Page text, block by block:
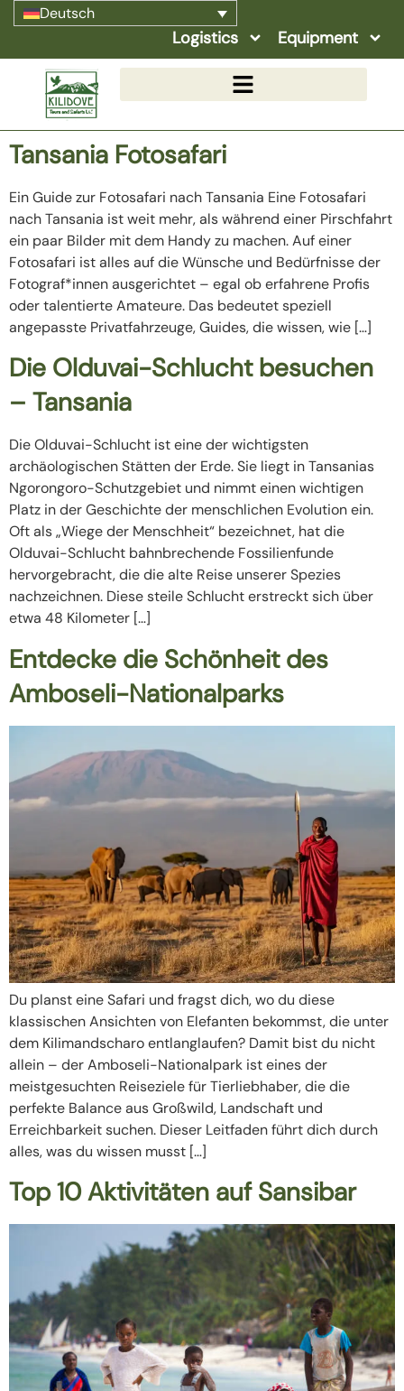
Deutsch
Logistics Equipment
Tansania Fotosafari
Ein Guide zur Fotosafari nach Tansania Eine Fotosafari
nach Tansania ist weit mehr, als während einer Pirschfahrt
ein paar Bilder mit dem Handy zu machen. Auf einer
Fotosafari ist alles auf die Wünsche und Bedürfnisse der
Fotograf*innen ausgerichtet – egal ob erfahrene Profis
oder talentierte Amateure. Das bedeutet speziell
angepasste Privatfahrzeuge, Guides, die wissen, wie […]
Die Olduvai-Schlucht besuchen
– Tansania
Die Olduvai-Schlucht ist eine der wichtigsten
archäologischen Stätten der Erde. Sie liegt in Tansanias
Ngorongoro-Schutzgebiet und nimmt einen wichtigen
Platz in der Geschichte der menschlichen Evolution ein.
Oft als „Wiege der Menschheit“ bezeichnet, hat die
Olduvai-Schlucht bahnbrechende Fossilienfunde
hervorgebracht, die die alte Reise unserer Spezies
nachzeichnen. Diese steile Schlucht erstreckt sich über
etwa 48 Kilometer […]
Entdecke die Schönheit des
Amboseli-Nationalparks
Du planst eine Safari und fragst dich, wo du diese
klassischen Ansichten von Elefanten bekommst, die unter
dem Kilimandscharo entlanglaufen? Damit bist du nicht
allein – der Amboseli-Nationalpark ist eines der
meistgesuchten Reiseziele für Tierliebhaber, die die
perfekte Balance aus Großwild, Landschaft und
Erreichbarkeit suchen. Dieser Leitfaden führt dich durch
alles, was du wissen musst […]
Top 10 Aktivitäten auf Sansibar